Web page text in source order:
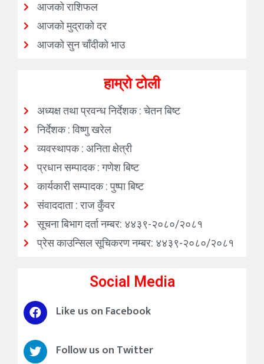
आजको राशिफल
आजको मुद्राको दर
आजको सुन चाँदीको भाउ
हाम्रो टोली
अध्यक्ष तथा प्रवन्ध निर्देशक : चेतन बिष्ट
निर्देशक : विष्णु खरेल
व्यवस्थापक : अनिता क्षेत्री
प्रधान सम्पादक : गणेश बिष्ट
कार्यकारी सम्पादक : पुष्पा बिष्ट
संवाददाता : राज कुँवर
सूचना बिभाग दर्ता नम्बर: ४४३९-२०८०/२०८१
प्रेस काउन्सिल सूचिकरण नम्बर: ४४३९-२०८०/२०८१
Social Media
Like us on Facebook
Follow us on Twitter